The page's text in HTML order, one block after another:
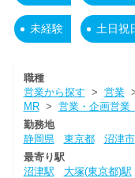
未経験 土日祝
職種
営業から探す > 営業
MR> 営業・企画営業
勤務地
静岡県
東京都 沼津市
最寄り駅
沼津駅
大塚(東京都)駅